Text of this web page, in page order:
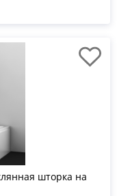
шторка на